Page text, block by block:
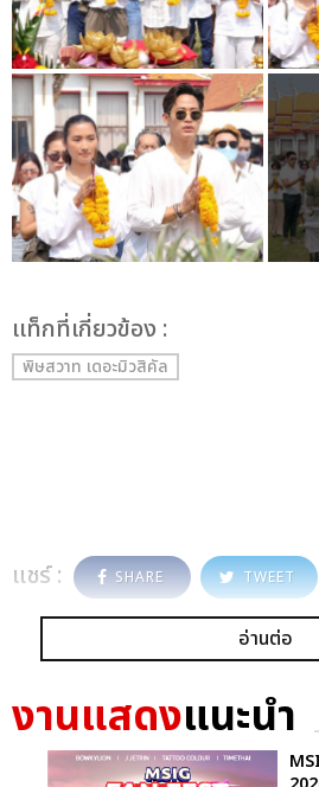
เเท็กที่เกี่ยวข้อง :
พิษสวาท เดอะมิวสิคัล
แชร์ : SHARE TWEET
อ่านต่อ
งานแสดงแนะนำ